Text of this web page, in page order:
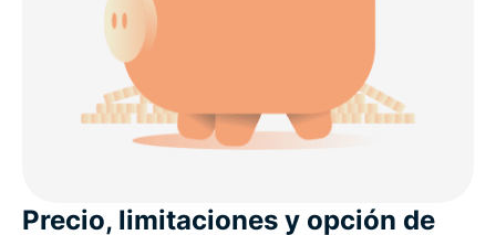
Precio, limitaciones y opción de